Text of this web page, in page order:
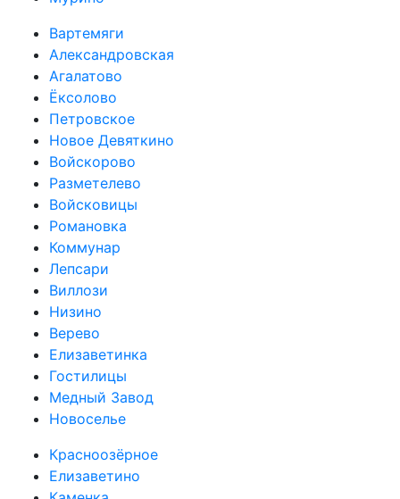
Вартемяги
Александровская
Агалатово
Ёксолово
Петровское
Новое Девяткино
Войскорово
Разметелево
Войсковицы
Романовка
Коммунар
Лепсари
Виллози
Низино
Верево
Елизаветинка
Гостилицы
Медный Завод
Новоселье
Красноозёрное
Елизаветино